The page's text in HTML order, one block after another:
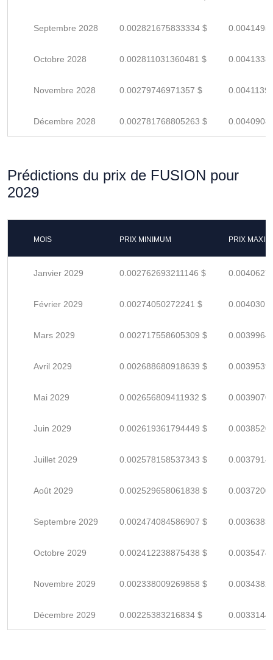
Septembre 2028 0.002821675833334 $
Octobre 2028 0.002811031360481 $
Novembre 2028 0.00279746971357 $
Décembre 2028 0.002781768805263 $
Prédictions du prix de FUSION pour
2029
MOIS PRIX MINIMUM PRIX
Janvier 2029 0.002762693211146 $
Février 2029 0.00274050272241 $
Mars 2029 0.002717558605309 $
Avril 2029 0.002688680918639 $
Mai 2029 0.002656809411932 $
Juin 2029 0.002619361794449 $
Juillet 2029 0.002578158537343 $
Août 2029 0.002529658061838 $
Septembre 2029 0.002474084586907 $
Octobre 2029 0.002412238875438 $
Novembre 2029 0.002338009269858 $
Décembre 2029 0.00225383216834 $